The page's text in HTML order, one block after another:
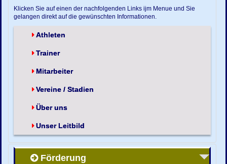
Klicken Sie auf einen der nachfolgenden Links ijm Menue und Sie
gelangen direkt auf die gewünschten Informationen.
Athleten
Trainer
Mitarbeiter
Vereine / Stadien
Über uns
Unser Leitbild
Förderung